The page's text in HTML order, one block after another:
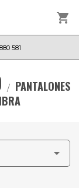
shopping_cart
581
PANTALONES
